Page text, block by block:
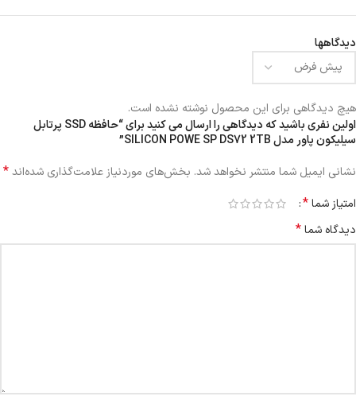
دیدگاهها
هیچ دیدگاهی برای این محصول نوشته نشده است.
اولین نفری باشید که دیدگاهی را ارسال می کنید برای “حافظه SSD پرتابل
سیلیکون پاور مدل SILICON POWE SP DS72 2TB”
نشانی ایمیل شما منتشر نخواهد شد. بخش‌های موردنیاز علامت‌گذاری شده‌اند*
امتیاز شما*
دیدگاه شما*